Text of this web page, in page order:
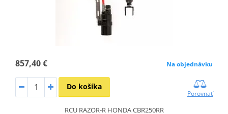
857,40 € Na objednávku
Do košíka
Porovnať
RCU RAZOR-R HONDA CBR250RR